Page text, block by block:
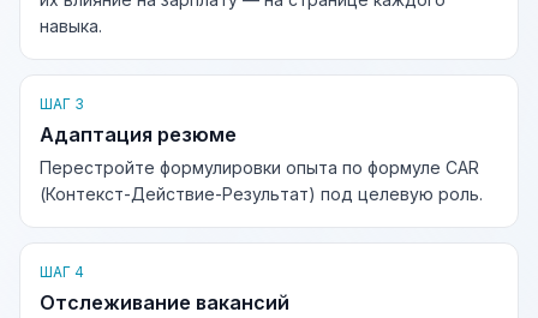
навыка.
ШАГ 3
Адаптация резюме
Перестройте формулировки опыта по формуле CAR
(Контекст-Действие-Результат) под целевую роль.
ШАГ 4
Отслеживание вакансий